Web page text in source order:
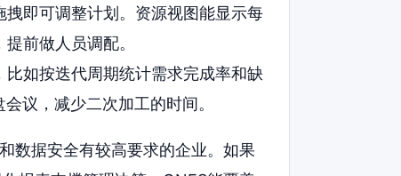
拽即可调整计划。资源视图能显示每
前做人员调配。
比如按迭代周期统计需求完成率和缺
议，减少二次加工的时间。
数据安全有较高要求的企业。如果